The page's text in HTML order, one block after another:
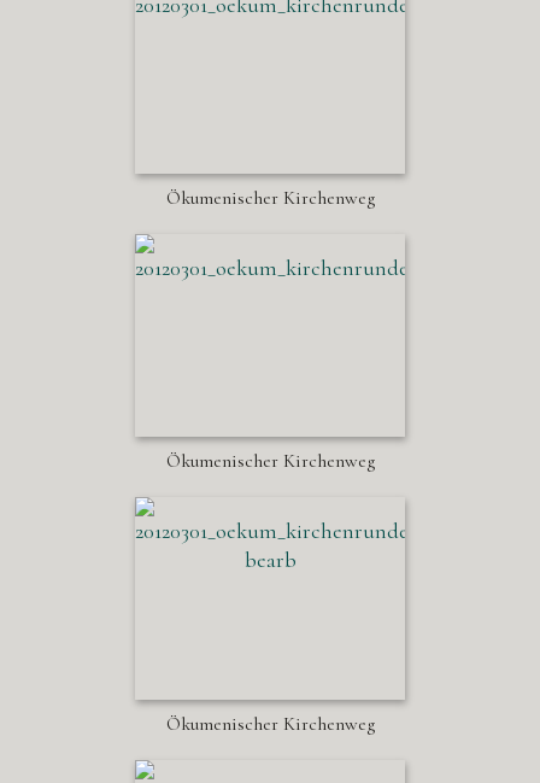
Ökumenischer Kirchenweg
Ökumenischer Kirchenweg
Ökumenischer Kirchenweg